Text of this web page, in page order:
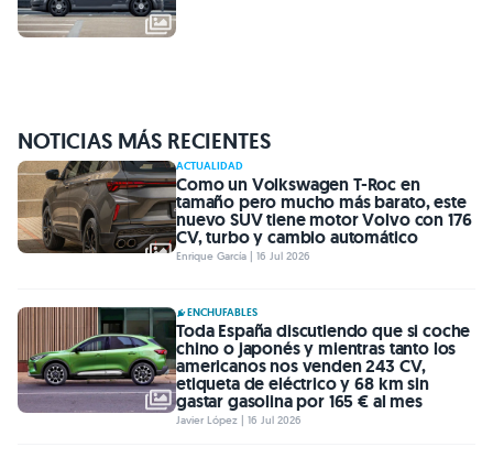
NOTICIAS MÁS RECIENTES
ACTUALIDAD
Como un Volkswagen T-Roc en
tamaño pero mucho más barato, este
nuevo SUV tiene motor Volvo con 176
CV, turbo y cambio automático
Enrique García | 16 Jul 2026
ENCHUFABLES
Toda España discutiendo que si coche
chino o japonés y mientras tanto los
americanos nos venden 243 CV,
etiqueta de eléctrico y 68 km sin
gastar gasolina por 165 € al mes
Javier López | 16 Jul 2026